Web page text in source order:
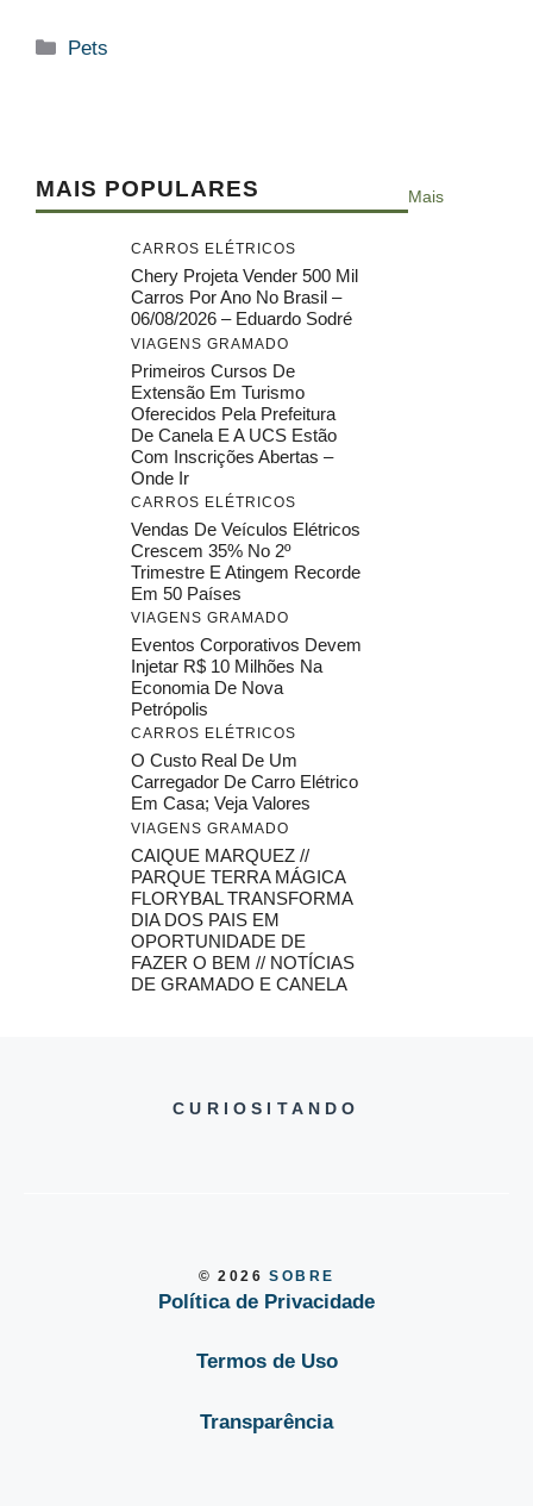
Categorias
Pets
MAIS POPULARES Mais
CARROS ELÉTRICOS
Chery Projeta Vender 500 Mil
Carros Por Ano No Brasil –
06/08/2026 – Eduardo Sodré
VIAGENS GRAMADO
Primeiros Cursos De
Extensão Em Turismo
Oferecidos Pela Prefeitura
De Canela E A UCS Estão
Com Inscrições Abertas –
Onde Ir
CARROS ELÉTRICOS
Vendas De Veículos Elétricos
Crescem 35% No 2º
Trimestre E Atingem Recorde
Em 50 Países
VIAGENS GRAMADO
Eventos Corporativos Devem
Injetar R$ 10 Milhões Na
Economia De Nova
Petrópolis
CARROS ELÉTRICOS
O Custo Real De Um
Carregador De Carro Elétrico
Em Casa; Veja Valores
VIAGENS GRAMADO
CAIQUE MARQUEZ //
PARQUE TERRA MÁGICA
FLORYBAL TRANSFORMA
DIA DOS PAIS EM
OPORTUNIDADE DE
FAZER O BEM // NOTÍCIAS
DE GRAMADO E CANELA
CURIOSITANDO
© 2026SOBRE
Política de Privacidade
Termos de Uso
Transparência